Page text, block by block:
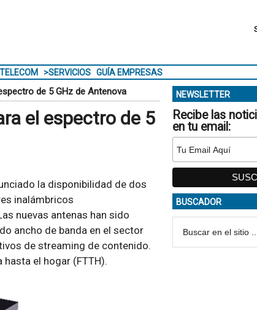
TELECOM >SERVICIOS GUÍA EMPRESAS
de 5 GHz de Antenova
el espectro de 5
la disponibilidad de dos
inalámbricos
nuevas antenas han sido
ancho de banda en el sector
de streaming de contenido.
el hogar (FTTH).
NEWSLETTER
Recibe las
en tu email:
BUSCADOR